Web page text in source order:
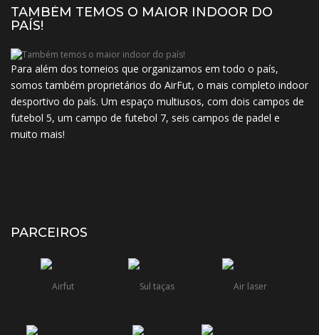
TAMBÉM TEMOS O MAIOR INDOOR DO
PAÍS!
Para além dos torneios que organizamos em todo o país,
somos também proprietários do AirFut, o mais completo indoor
desportivo do país. Um espaço multiusos, com dois campos de
futebol 5, um campo de futebol 7, seis campos de padel e
muito mais!
PARCEIROS